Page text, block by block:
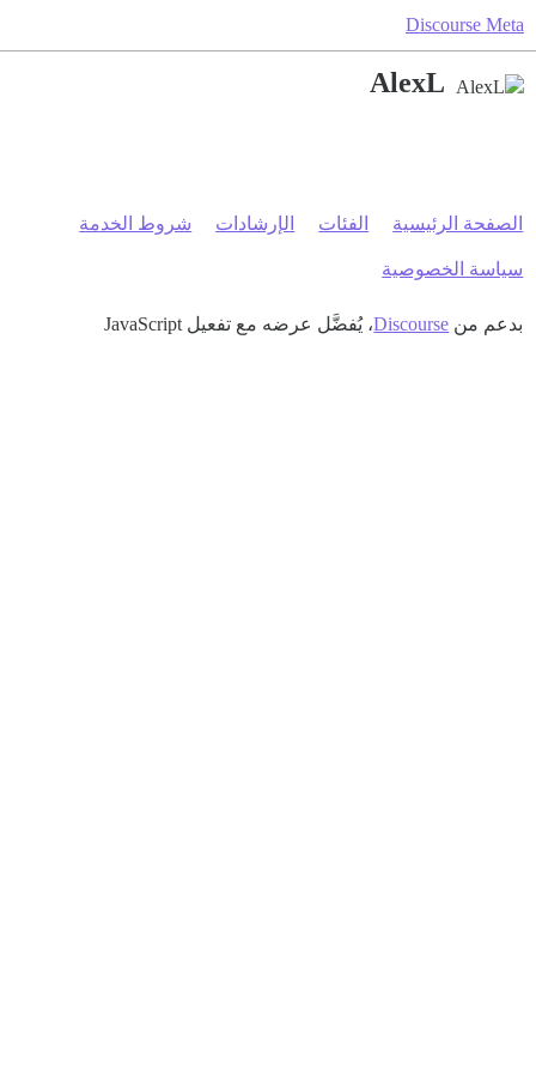
Discourse Meta
AlexL
الصفحة الرئيسية الفئات الإرشادات شروط الخدمة
سياسة الخصوصية
بدعم من Discourse، يُفضَّل عرضه مع تفعيل JavaScript